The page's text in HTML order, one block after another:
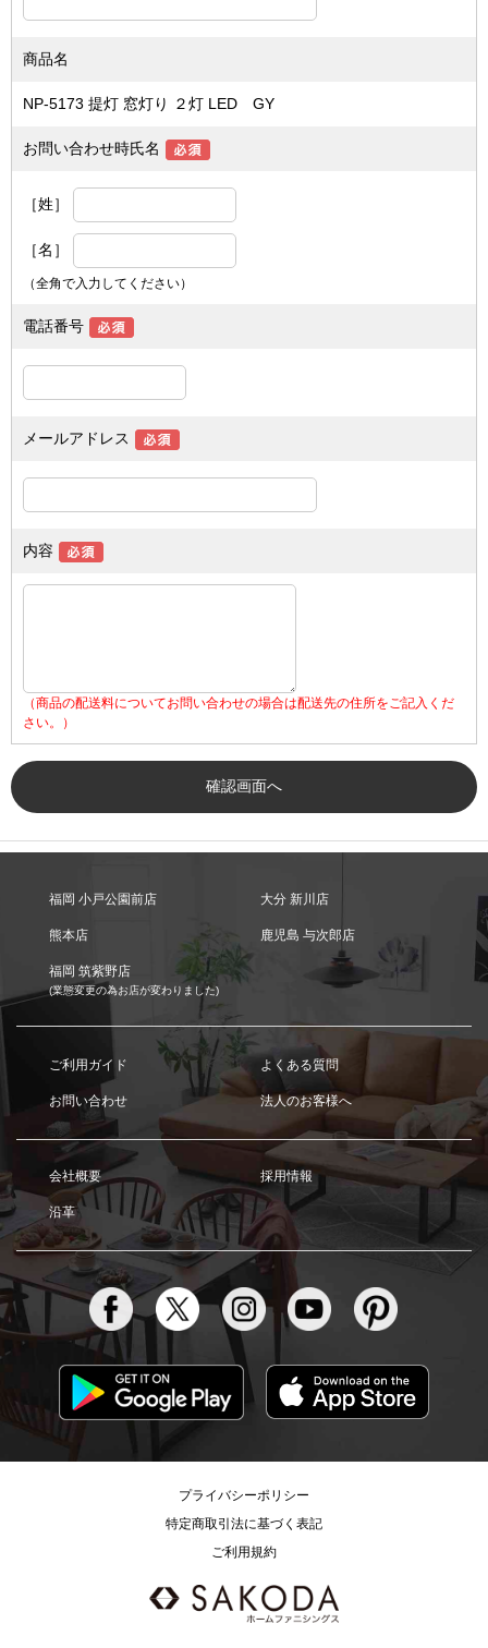
商品名
NP-5173 提灯 窓灯り ２灯 LED GY
お問い合わせ時氏名
［姓］
［名］
（全角で入力してください）
電話番号
メールアドレス
内容
（商品の配送料についてお問い合わせの場合は配送先の住所をご記入くだ
さい。）
福岡 小戸公園前店 大分 新川店
熊本店 鹿児島 与次郎店
福岡 筑紫野店
(業態変更の為お店が変わりました)
ご利用ガイド よくある質問
お問い合わせ 法人のお客様へ
会社概要 採用情報
沿革
プライバシーポリシー
特定商取引法に基づく表記
ご利用規約